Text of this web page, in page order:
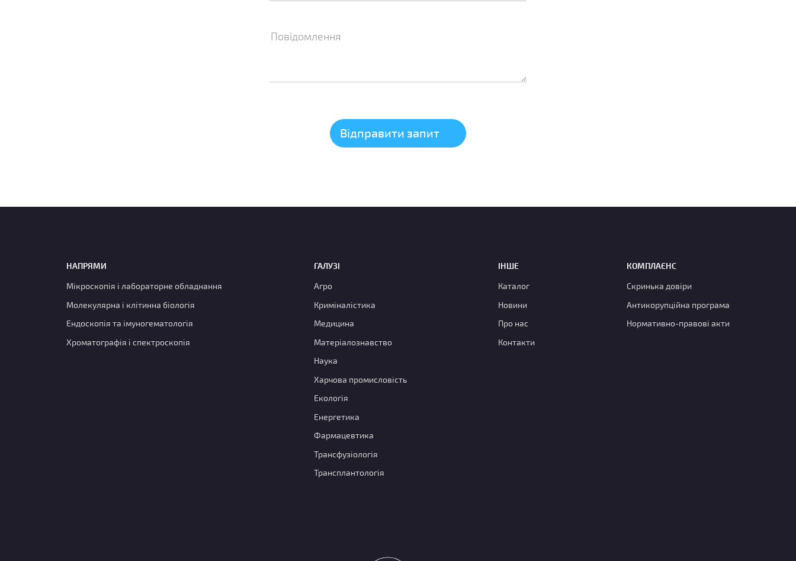
НАПРЯМИ
Мікроскопія і лабораторне обладнання
Молекулярна і клітинна біологія
Ендоскопія та імуногематологія
Хроматографія і спектроскопія
ГАЛУЗІ
Агро
Криміналістика
Медицина
Матеріалознавство
Наука
Харчова промисловість
Екологія
Енергетика
Фармацевтика
Трансфузіологія
Трансплантологія
ІНШЕ
Каталог
Новини
Про нас
Контакти
КОМПЛАЄНС
Скринька довіри
Антикорупційна програма
Нормативно-правові акти